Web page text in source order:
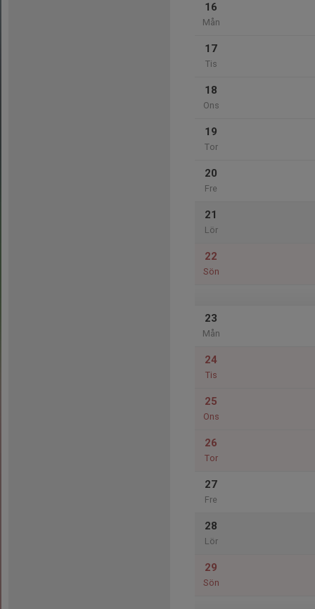
16
Mån
17
Tis
18
Ons
19
Tor
20
Fre
21
Lör
22
Sön
23
Mån
24
Tis
25
Ons
26
Tor
27
Fre
28
Lör
29
Sön